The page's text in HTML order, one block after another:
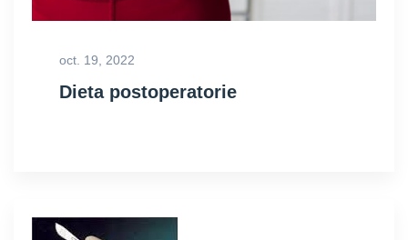
oct. 19, 2022
Dieta postoperatorie